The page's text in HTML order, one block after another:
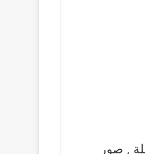
, صور